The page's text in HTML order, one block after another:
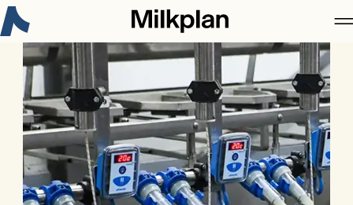
Новое в Milkplan:
Сертификация 3-A Sanitary Standards для
рынка США
Узнайте больше
Milkplan
Продукция
Кейс
Карьера